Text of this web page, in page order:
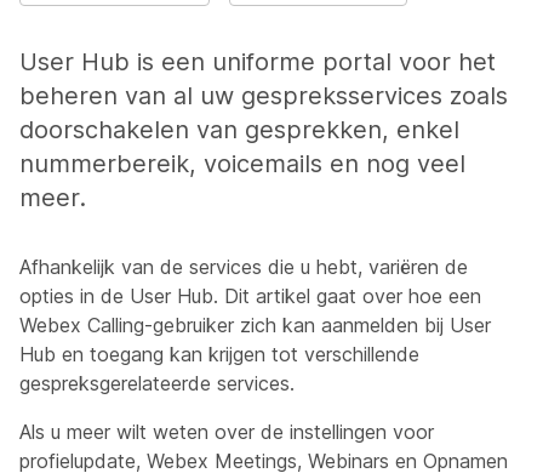
User Hub is een uniforme portal voor het
beheren van al uw gespreksservices zoals
doorschakelen van gesprekken, enkel
nummerbereik, voicemails en nog veel
meer.
Afhankelijk van de services die u hebt, variëren de
opties in de User Hub. Dit artikel gaat over hoe een
Webex Calling-gebruiker zich kan aanmelden bij User
Hub en toegang kan krijgen tot verschillende
gespreksgerelateerde services.
Als u meer wilt weten over de instellingen voor
profielupdate, Webex Meetings, Webinars en Opnamen